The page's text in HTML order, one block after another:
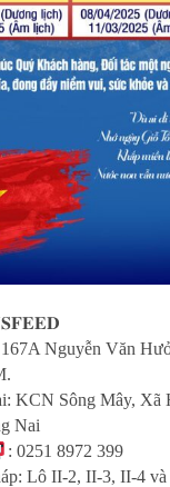
Nguyễn Văn
KCN Sông Mây, Xã
Nai
: 0251 8972 399
Lô II-2, II-3, II-4